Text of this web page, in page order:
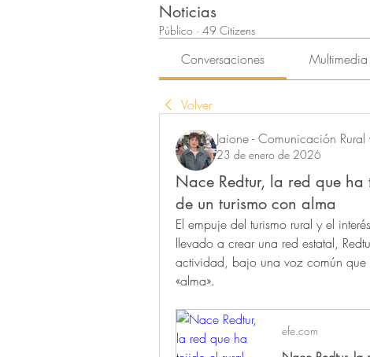
Noticias
Público · 49 Citizens
Conversaciones Multimedia
Volver
Jaione - Comunicación
23 de enero de 2026
Nace Redtur, la red que
de un turismo con alma
El empuje del turismo rural y el
llevado a crear una red estatal,
actividad, bajo una voz común que
«alma».
efe.com